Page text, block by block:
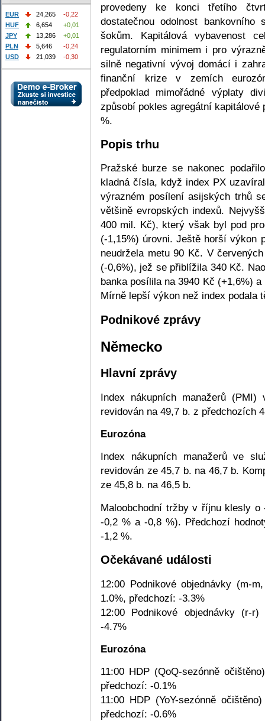
provedeny ke konci třetího
dostatečnou odolnost bankovního
šokům. Kapitálová vybavenost
regulatorním minimem i pro
silně negativní vývoj domácí i
finanční krize v zemích
předpoklad mimořádné výplaty
způsobí pokles agregátní
%.
Popis trhu
Pražské burze se nakonec
kladná čísla, když index PX
výrazném posílení asijských trhů
většině evropských indexů.
400 mil. Kč), který však byl pod
(-1,15%) úrovni. Ještě horší výkon
neudržela metu 90 Kč. V
(-0,6%), jež se přiblížila 340 Kč.
banka posílila na 3940 Kč (+1,6%)
Mírně lepší výkon než index podala
Podnikové zprávy
Německo
Hlavní zprávy
Index nákupních manažerů (PMI)
revidován na 49,7 b. z předchozích
Eurozóna
Index nákupních manažerů ve
revidován ze 45,7 b. na 46,7 b.
ze 45,8 b. na 46,5 b.
Maloobchodní tržby v říjnu klesly
-0,2 % a -0,8 %). Předchozí
-1,2 %.
Očekávané události
12:00 Podnikové objednávky (m-
1.0%, předchozí: -3.3%
12:00 Podnikové objednávky (r-
-4.7%
Eurozóna
11:00 HDP (QoQ-sezónně
předchozí: -0.1%
11:00 HDP (YoY-sezónně
předchozí: -0.6%
EUR 24,265
-0,22
HUF
6,654
+0,01
JPY
13,286
+0,01
PLN
5,646
-0,24
USD
21,039 -0,30